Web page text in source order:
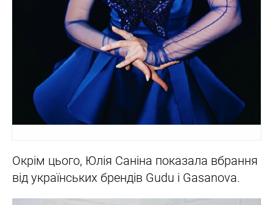
Окрім цього, Юлія Саніна показала вбрання
від українських брендів Gudu і Gasanova.